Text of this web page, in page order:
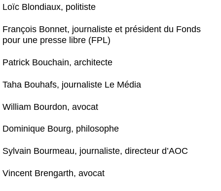
Loïc Blondiaux, politiste
François Bonnet, journaliste et président du Fonds
pour une presse libre (FPL)
Patrick Bouchain, architecte
Taha Bouhafs, journaliste Le Média
William Bourdon, avocat
Dominique Bourg, philosophe
Sylvain Bourmeau, journaliste, directeur d’AOC
Vincent Brengarth, avocat